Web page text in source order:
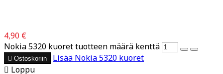
4,90 €
Nokia 5320 kuoret tuotteen määrä kenttä
 Ostoskoriin Lisää Nokia 5320 kuoret
 Loppu